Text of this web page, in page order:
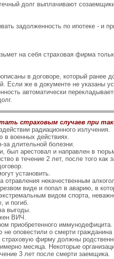
долг выплачивают
задолженность по ипотеке - и
на себя страховая фирма
в договоре, который ранее
Если же в документе не указаны
автоматически
страховым случаев при
радиационного излучения.
в военных действиях.
за длительной болезни.
был арестовал и направлен в
в течение 2 лет, после того как
установить.
отравления некачественным
виде и попал в аварию, в
видом спорта,
и погиб.
выгоды.
ВИЧ.
приобретенного иммунодефицита.
не оповестили о смерти
страховую фирму должны
месяца. Некоторые
3 лет после смерти заемщика.